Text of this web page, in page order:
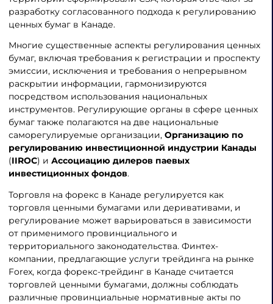
разработку согласованного подхода к регулированию
ценных бумаг в Канаде.
Многие существенные аспекты регулирования ценных
бумаг, включая требования к регистрации и проспекту
эмиссии, исключения и требования о непрерывном
раскрытии информации, гармонизируются
посредством использования национальных
инструментов. Регулирующие органы в сфере ценных
бумаг также полагаются на две национальные
саморегулируемые организации, Организацию по
регулированию инвестиционной индустрии Канады
(IIROC) и Ассоциацию дилеров паевых
инвестиционных фондов.
Торговля на форекс в Канаде регулируется как
торговля ценными бумагами или деривативами, и
регулирование может варьироваться в зависимости
от применимого провинциального и
территориального законодательства. Финтех-
компании, предлагающие услуги трейдинга на рынке
Forex, когда форекс-трейдинг в Канаде считается
торговлей ценными бумагами, должны соблюдать
различные провинциальные нормативные акты по